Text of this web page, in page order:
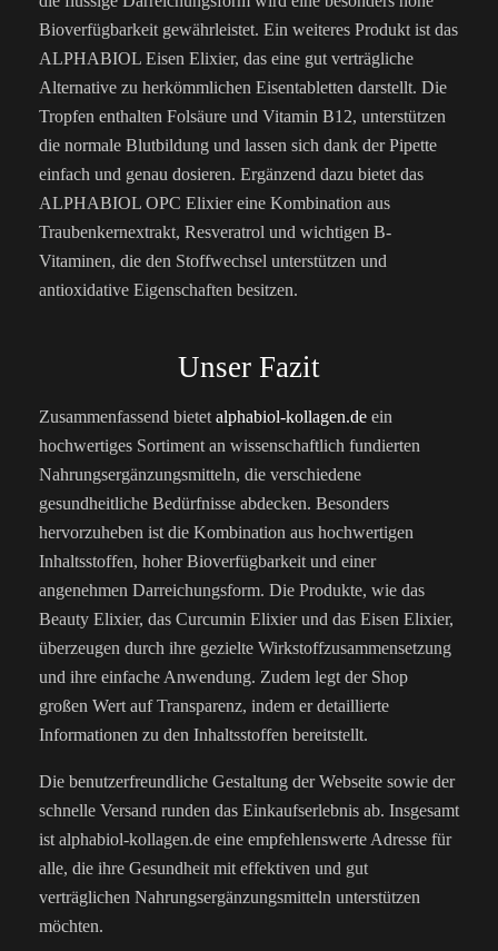
Bioverfügbarkeit gewährleistet. Ein weiteres Produkt ist das
ALPHABIOL Eisen Elixier, das eine gut verträgliche
Alternative zu herkömmlichen Eisentabletten darstellt. Die
Tropfen enthalten Folsäure und Vitamin B12, unterstützen
die normale Blutbildung und lassen sich dank der Pipette
einfach und genau dosieren. Ergänzend dazu bietet das
ALPHABIOL OPC Elixier eine Kombination aus
Traubenkernextrakt, Resveratrol und wichtigen B-
Vitaminen, die den Stoffwechsel unterstützen und
antioxidative Eigenschaften besitzen.
Unser Fazit
Zusammenfassend bietet alphabiol-kollagen.de ein
hochwertiges Sortiment an wissenschaftlich fundierten
Nahrungsergänzungsmitteln, die verschiedene
gesundheitliche Bedürfnisse abdecken. Besonders
hervorzuheben ist die Kombination aus hochwertigen
Inhaltsstoffen, hoher Bioverfügbarkeit und einer
angenehmen Darreichungsform. Die Produkte, wie das
Beauty Elixier, das Curcumin Elixier und das Eisen Elixier,
überzeugen durch ihre gezielte Wirkstoffzusammensetzung
und ihre einfache Anwendung. Zudem legt der Shop
großen Wert auf Transparenz, indem er detaillierte
Informationen zu den Inhaltsstoffen bereitstellt.
Die benutzerfreundliche Gestaltung der Webseite sowie der
schnelle Versand runden das Einkaufserlebnis ab. Insgesamt
ist alphabiol-kollagen.de eine empfehlenswerte Adresse für
alle, die ihre Gesundheit mit effektiven und gut
verträglichen Nahrungsergänzungsmitteln unterstützen
möchten.